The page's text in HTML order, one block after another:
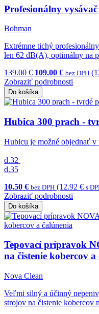
Profesionálny
Bohman
Extrémne tichý
len 62 dB(A), optimálny na
139.00 € 109.00 € bez DPH
Zobraziť podrobnosti
Do košíka
Hubica 300 prach -
Hubicu je možné objednať v
d.32
d.35
10.50 € bez DPH (12.92 € s
Zobraziť podrobnosti
Do košíka
Tepovací prípravok
na čistenie kobercov
Nova Clean
Veľmi silný a účinný
strojov na čistenie